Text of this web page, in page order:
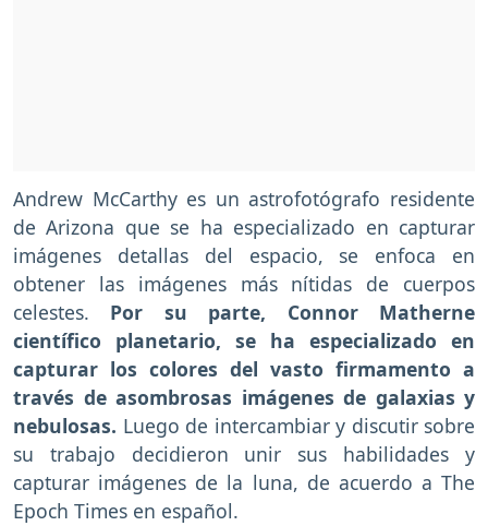
Andrew McCarthy es un astrofotógrafo residente
de Arizona que se ha especializado en capturar
imágenes detallas del espacio, se enfoca en
obtener las imágenes más nítidas de cuerpos
celestes. Por su parte, Connor Matherne
científico planetario, se ha especializado en
capturar los colores del vasto firmamento a
través de asombrosas imágenes de galaxias y
nebulosas. Luego de intercambiar y discutir sobre
su trabajo decidieron unir sus habilidades y
capturar imágenes de la luna, de acuerdo a The
Epoch Times en español.